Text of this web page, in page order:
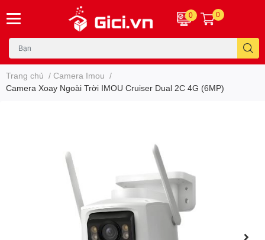
0 0
Trang chủ / Camera Imou /
Camera Xoay Ngoài Trời IMOU Cruiser Dual 2C 4G (6MP)